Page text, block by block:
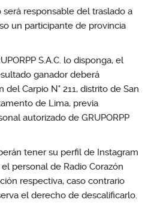
será responsable del traslado a
un participante de provincia
S.A.C. lo disponga, el
ganador deberá
del Carpio N° 211, distrito de San
de Lima, previa
autorizado de GRUPORPP
tener su perfil de Instagram
personal de Radio Corazón
respectiva, caso contrario
el derecho de descalificarlo.